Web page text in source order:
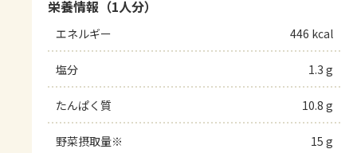
栄養情報（1人分）
エネルギー 446 kcal
塩分 1.3 g
たんぱく質 10.8 g
野菜摂取量※ 15 g